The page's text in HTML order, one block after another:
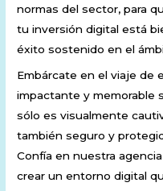
normas del sector, para
tu inversión digital está
éxito sostenido en el
Embárcate en el viaje de
impactante y memorable
sólo es visualmente
también seguro y
Confía en nuestra
crear un entorno digital